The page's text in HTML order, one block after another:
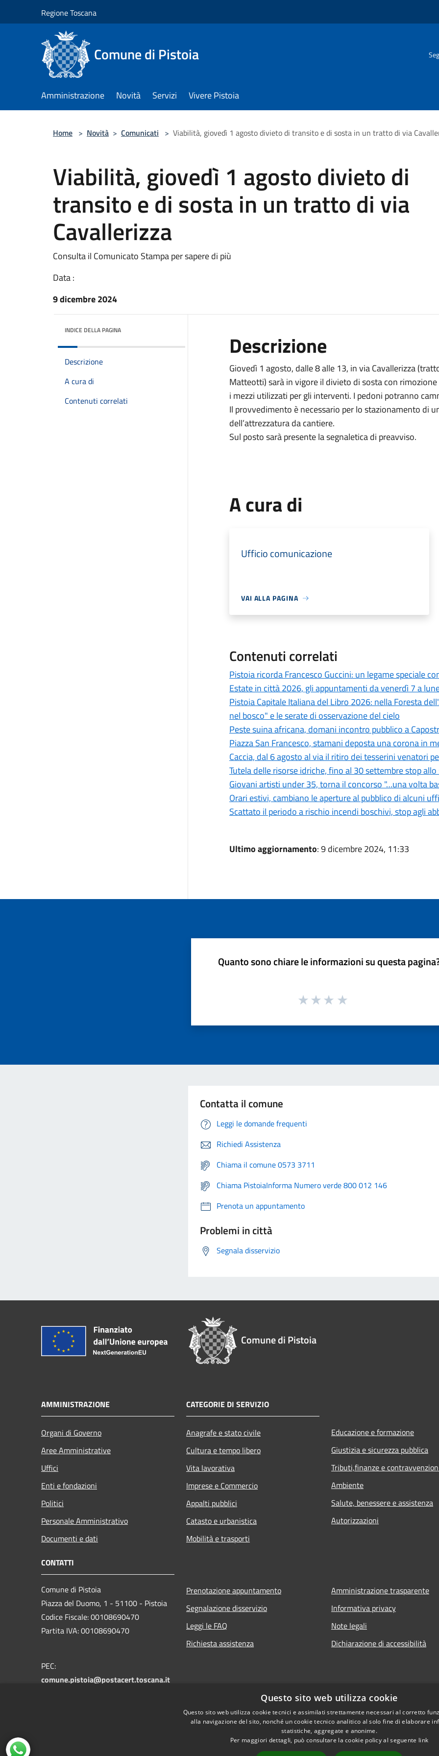
Regione Toscana
Comune di Pistoia
Amministrazione Novità Servizi Vivere Pistoia
Home > Novità > Comunicati > Viabilità, giovedì 1 agosto divieto di transito e di sosta in un tratto di via
Viabilità, giovedì 1 agosto divieto di
transito e di sosta in un tratto di via
Cavallerizza
Consulta il Comunicato Stampa per sapere di più
Data :
9 dicembre 2024
INDICE DELLA PAGINA
Descrizione
A cura di
Contenuti correlati
Descrizione
Giovedì 1 agosto, dalle 8 alle 13, in via Cavallerizza
Matteotti) sarà in vigore il divieto di sosta con
i mezzi utilizzati per gli interventi. I pedoni potranno
Il provvedimento è necessario per lo stazionamento di
dell’attrezzatura da cantiere.
Sul posto sarà presente la segnaletica di preavviso.
A cura di
Ufficio comunicazione
VAI ALLA PAGINA
Contenuti correlati
Pistoia ricorda Francesco Guccini: un legame speciale
Estate in città 2026, gli appuntamenti da venerdì 7 a
Pistoia Capitale Italiana del Libro 2026: nella Foresta
nel bosco" e le serate di osservazione del cielo
Peste suina africana, domani incontro pubblico a
Piazza San Francesco, stamani deposta una corona in
Caccia, dal 6 agosto al via il ritiro dei tesserini venatori
Tutela delle risorse idriche, fino al 30 settembre stop
Giovani artisti under 35, torna il concorso "…una volta
Orari estivi, cambiano le aperture al pubblico di alcuni
Scattato il periodo a rischio incendi boschivi, stop agli
Ultimo aggiornamento: 9 dicembre 2024, 11:33
Quanto sono chiare le informazioni su questa
Contatta il comune
Leggi le domande frequenti
Richiedi Assistenza
Chiama il comune 0573 3711
Chiama PistoiaInforma Numero verde 800 012 146
Prenota un appuntamento
Problemi in città
Segnala disservizio
Comune di Pistoia
AMMINISTRAZIONE
Organi di Governo
Aree Amministrative
Uffici
Enti e fondazioni
Politici
Personale Amministrativo
Documenti e dati
CATEGORIE DI SERVIZIO
Anagrafe e stato civile
Cultura e tempo libero
Vita lavorativa
Imprese e Commercio
Appalti pubblici
Catasto e urbanistica
Mobilità e trasporti
Educazione e formazione
Giustizia e sicurezza pubblica
Tributi,finanze e
Ambiente
Salute, benessere e assistenza
Autorizzazioni
CONTATTI
Comune di Pistoia
Piazza del Duomo, 1 - 51100 - Pistoia
Codice Fiscale: 00108690470
Partita IVA: 00108690470
PEC:
comune.pistoia@postacert.toscana.it
Prenotazione appuntamento
Segnalazione disservizio
Leggi le FAQ
Richiesta assistenza
Amministrazione trasparente
Informativa privacy
Note legali
Dichiarazione di accessibilità
Questo sito web utilizza cookie
Questo sito web utilizza cookie tecnici e assimilati strettamente necessari al corretto
alla navigazione del sito, nonché un cookie tecnico analitico al solo fine di elaborare
statistiche, aggregate e anonime.
Per maggiori dettagli, può consultare la cookie policy al seguente link